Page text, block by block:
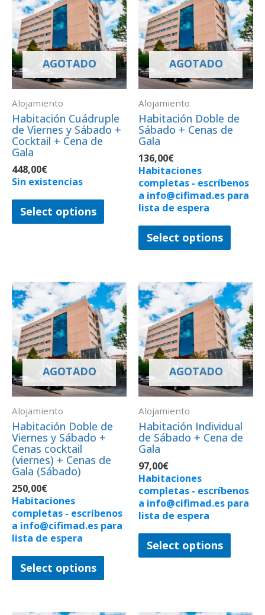
AGOTADO
Alojamiento
Habitación Cuádruple
de Viernes y Sábado +
Cocktail + Cena de
Gala
448,00€
Sin existencias
Select options
AGOTADO
Alojamiento
Habitación Doble de
Sábado + Cenas de
Gala
136,00€
Habitaciones
completas - escríbenos
a info@cifimad.es para
lista de espera
Select options
AGOTADO
Alojamiento
Habitación Doble de
Viernes y Sábado +
Cenas cocktail
(viernes) + Cenas de
Gala (Sábado)
250,00€
Habitaciones
completas - escríbenos
a info@cifimad.es para
lista de espera
Select options
AGOTADO
Alojamiento
Habitación Individual
de Sábado + Cena de
Gala
97,00€
Habitaciones
completas - escríbenos
a info@cifimad.es para
lista de espera
Select options